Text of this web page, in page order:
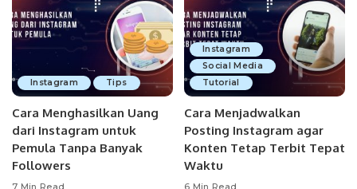
Instagram Tips
Cara Menghasilkan Uang
dari Instagram untuk
Pemula Tanpa Banyak
Followers
Instagram
Social Media
Tutorial
Cara Menjadwalkan
Posting Instagram agar
Konten Tetap Terbit Tepat
Waktu